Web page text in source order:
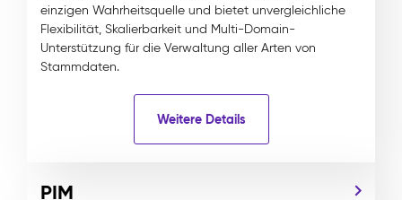
einzigen Wahrheitsquelle und bietet unvergleichliche
Flexibilität, Skalierbarkeit und Multi-Domain-
Unterstützung für die Verwaltung aller Arten von
Stammdaten.
Weitere Details
PIM